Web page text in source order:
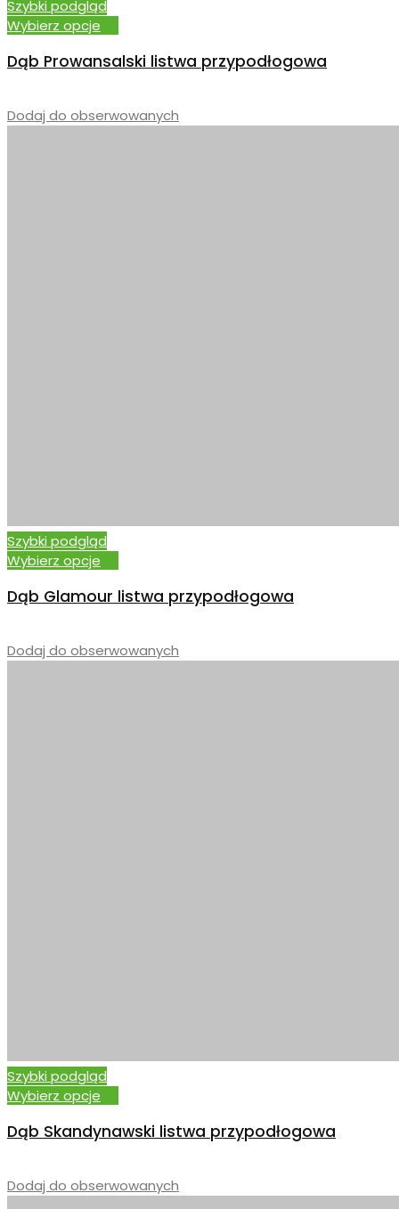
Szybki podgląd
Wybierz opcje
Dąb Prowansalski listwa przypodłogowa
Dodaj do obserwowanych
Szybki podgląd
Wybierz opcje
Dąb Glamour listwa przypodłogowa
Dodaj do obserwowanych
Szybki podgląd
Wybierz opcje
Dąb Skandynawski listwa przypodłogowa
Dodaj do obserwowanych